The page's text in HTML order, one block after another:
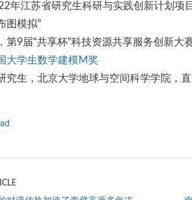
年江苏省研究生科研与实践创新计划项
图模拟”
第9届“共享杯”科技资源共享服务创新大
大学生数学建模M奖
究生，北京大学地球与空间科学学院，